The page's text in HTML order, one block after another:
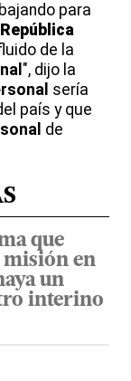
para
República
de la
", dijo la
sería
país y que
de
que
misión en
un
interino